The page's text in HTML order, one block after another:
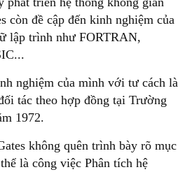
còn đề cập đến kinh nghiệm của
lập trình như FORTRAN,
nghiệm của mình với tư cách là
tác theo hợp đồng tại Trường
1972.
không quên trình bày rõ mục
là công việc Phân tích hệ